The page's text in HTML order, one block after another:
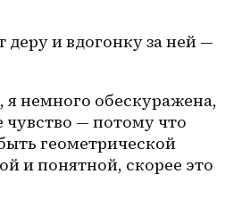
и вдогонку за ней —
я немного обескуражена,
чувство — потому что
геометрической
и понятной, скорее это